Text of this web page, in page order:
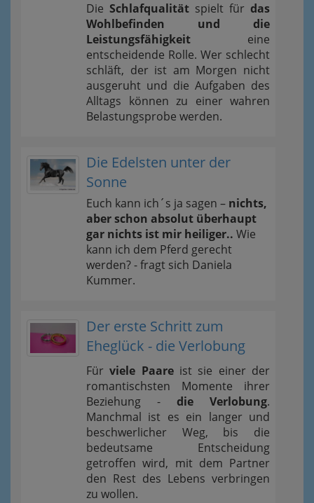
Die Schlafqualität spielt für das
Wohlbefinden und die
Leistungsfähigkeit eine
entscheidende Rolle. Wer schlecht
schläft, der ist am Morgen nicht
ausgeruht und die Aufgaben des
Alltags können zu einer wahren
Belastungsprobe werden.
Die Edelsten unter der
Sonne
Euch kann ich´s ja sagen – nichts,
aber schon absolut überhaupt
gar nichts ist mir heiliger.. Wie
kann ich dem Pferd gerecht
werden? - fragt sich Daniela
Kummer.
Der erste Schritt zum
Eheglück - die Verlobung
Fürviele Paareist sie einer der
romantischsten Momente ihrer
Beziehung - die Verlobung.
Manchmal ist es ein langer und
beschwerlicher Weg, bis die
bedeutsame Entscheidung
getroffen wird, mit dem Partner
den Rest des Lebens verbringen
zu wollen.